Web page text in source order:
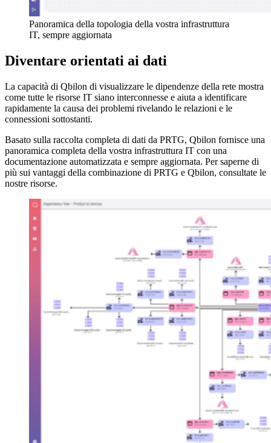
Panoramica della topologia della vostra infrastruttura
IT, sempre aggiornata
Diventare orientati ai dati
La capacità di Qbilon di visualizzare le dipendenze della rete mostra
come tutte le risorse IT siano interconnesse e aiuta a identificare
rapidamente la causa dei problemi rivelando le relazioni e le
connessioni sottostanti.
Basato sulla raccolta completa di dati da PRTG, Qbilon fornisce una
panoramica completa della vostra infrastruttura IT con una
documentazione automatizzata e sempre aggiornata. Per saperne di
più sui vantaggi della combinazione di PRTG e Qbilon, consultate le
nostre risorse.